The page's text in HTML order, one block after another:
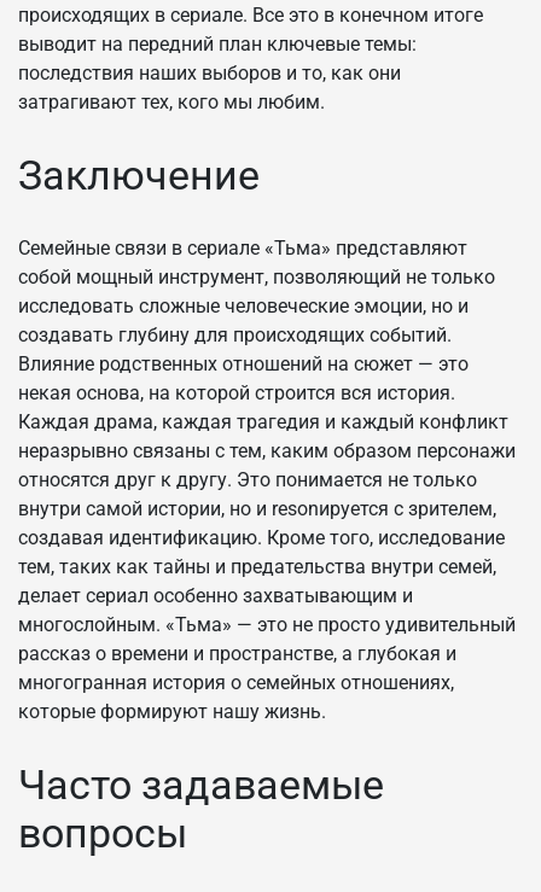
происходящих в сериале. Все это в конечном итоге
выводит на передний план ключевые темы:
последствия наших выборов и то, как они
затрагивают тех, кого мы любим.
Заключение
Семейные связи в сериале «Тьма» представляют
собой мощный инструмент, позволяющий не только
исследовать сложные человеческие эмоции, но и
создавать глубину для происходящих событий.
Влияние родственных отношений на сюжет — это
некая основа, на которой строится вся история.
Каждая драма, каждая трагедия и каждый конфликт
неразрывно связаны с тем, каким образом персонажи
относятся друг к другу. Это понимается не только
внутри самой истории, но и resonируется с зрителем,
создавая идентификацию. Кроме того, исследование
тем, таких как тайны и предательства внутри семей,
делает сериал особенно захватывающим и
многослойным. «Тьма» — это не просто удивительный
рассказ о времени и пространстве, а глубокая и
многогранная история о семейных отношениях,
которые формируют нашу жизнь.
Часто задаваемые
вопросы